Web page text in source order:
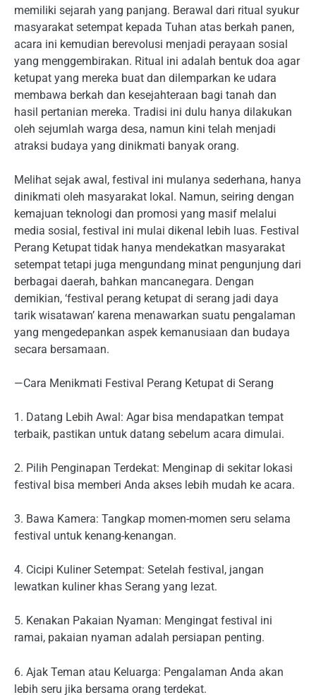
memiliki sejarah yang panjang. Berawal dari ritual syukur
masyarakat setempat kepada Tuhan atas berkah panen,
acara ini kemudian berevolusi menjadi perayaan sosial
yang menggembirakan. Ritual ini adalah bentuk doa agar
ketupat yang mereka buat dan dilemparkan ke udara
membawa berkah dan kesejahteraan bagi tanah dan
hasil pertanian mereka. Tradisi ini dulu hanya dilakukan
oleh sejumlah warga desa, namun kini telah menjadi
atraksi budaya yang dinikmati banyak orang.
Melihat sejak awal, festival ini mulanya sederhana, hanya
dinikmati oleh masyarakat lokal. Namun, seiring dengan
kemajuan teknologi dan promosi yang masif melalui
media sosial, festival ini mulai dikenal lebih luas. Festival
Perang Ketupat tidak hanya mendekatkan masyarakat
setempat tetapi juga mengundang minat pengunjung dari
berbagai daerah, bahkan mancanegara. Dengan
demikian, ‘festival perang ketupat di serang jadi daya
tarik wisatawan’ karena menawarkan suatu pengalaman
yang mengedepankan aspek kemanusiaan dan budaya
secara bersamaan.
—Cara Menikmati Festival Perang Ketupat di Serang
1. Datang Lebih Awal: Agar bisa mendapatkan tempat
terbaik, pastikan untuk datang sebelum acara dimulai.
2. Pilih Penginapan Terdekat: Menginap di sekitar lokasi
festival bisa memberi Anda akses lebih mudah ke acara.
3. Bawa Kamera: Tangkap momen-momen seru selama
festival untuk kenang-kenangan.
4. Cicipi Kuliner Setempat: Setelah festival, jangan
lewatkan kuliner khas Serang yang lezat.
5. Kenakan Pakaian Nyaman: Mengingat festival ini
ramai, pakaian nyaman adalah persiapan penting.
6. Ajak Teman atau Keluarga: Pengalaman Anda akan
lebih seru jika bersama orang terdekat.